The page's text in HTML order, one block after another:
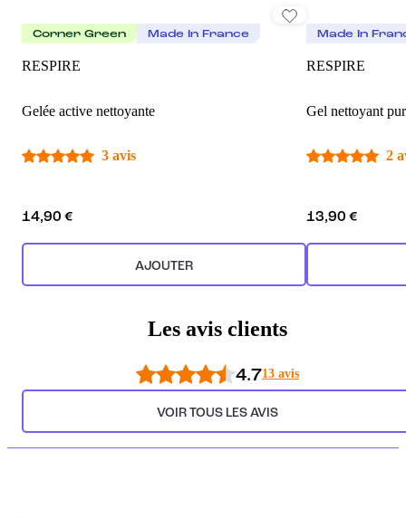
Corner Green Made In France
RESPIRE
Gelée active nettoyante
3 avis
14,90 €
AJOUTER
Made In
RESPIRE
Gel nettoyant
2
13,90 €
Les avis clients
4.713 avis
VOIR TOUS LES AVIS